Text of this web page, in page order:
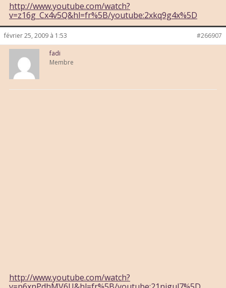
http://www.youtube.com/watch?
v=z16g_Cx4v5Q&hl=fr%5B/youtube:2xkq9g4x%5D
février 25, 2009 à 1:53 #266907
fadi
Membre
http://www.youtube.com/watch?